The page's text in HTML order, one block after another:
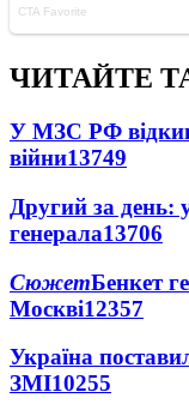
ЧИТАЙТЕ
У МЗС РФ
війни13749
Другий за день:
генерала13706
СюжетБенкет
Москві12357
Україна
ЗМІ10255